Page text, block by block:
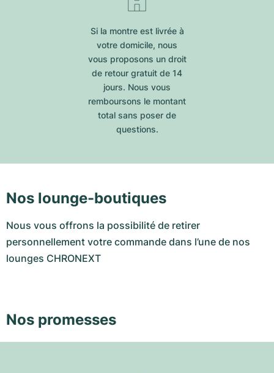
Si la montre est livrée à
votre domicile, nous
vous proposons un droit
de retour gratuit de 14
jours. Nous vous
remboursons le montant
total sans poser de
questions.
Nos lounge-boutiques
Nous vous offrons la possibilité de retirer
personnellement votre commande dans l’une de nos
lounges CHRONEXT
Nos promesses